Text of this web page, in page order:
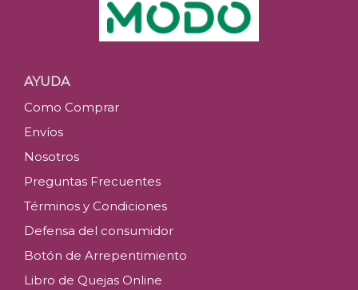
AYUDA
Como Comprar
Envíos
Nosotros
Preguntas Frecuentes
Términos y Condiciones
Defensa del consumidor
Botón de Arrepentimiento
Libro de Quejas Online